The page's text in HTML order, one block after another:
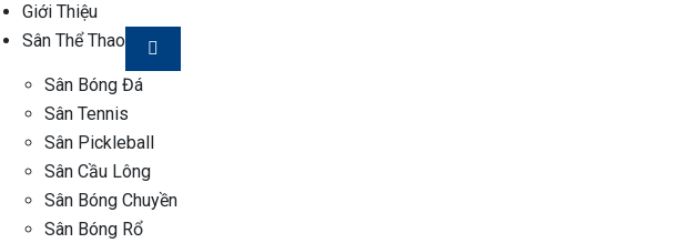
Giới Thiệu
Sân Thể Thao
Sân Bóng Đá
Sân Tennis
Sân Pickleball
Sân Cầu Lông
Sân Bóng Chuyền
Sân Bóng Rổ